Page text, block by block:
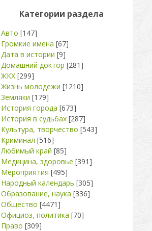
Категории раздела
Авто [147]
Громкие имена [67]
Дата в истории [9]
Домашний доктор [281]
ЖКХ [299]
Жизнь молодежи [1210]
Земляки [179]
История города [673]
История в судьбах [287]
Культура, творчество [543]
Криминал [516]
Любимый край [85]
Медицина, здоровье [391]
Мероприятия [495]
Народный календарь [305]
Образование, наука [336]
Общество [4471]
Официоз, политика [70]
Право [309]